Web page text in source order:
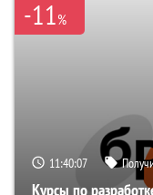
-11%
11:40:06
Курсы по